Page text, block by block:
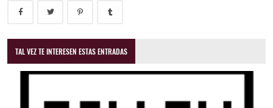
TAL VEZ TE INTERESEN ESTAS ENTRADAS